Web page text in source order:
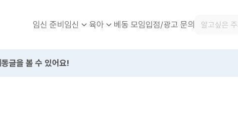
임신 준비임신 육아 베동 모임입점/광고 문의
글을 볼 수 있어요!